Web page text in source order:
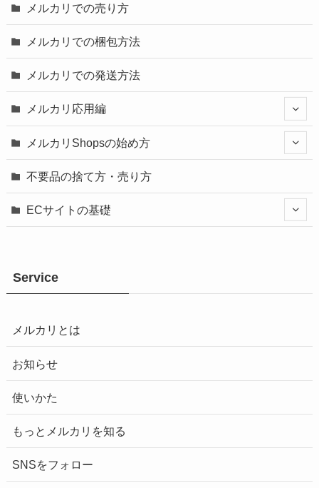
メルカリでの売り方
メルカリでの梱包方法
メルカリでの発送方法
メルカリ応用編
メルカリShopsの始め方
不要品の捨て方・売り方
ECサイトの基礎
Service
メルカリとは
お知らせ
使いかた
もっとメルカリを知る
SNSをフォロー